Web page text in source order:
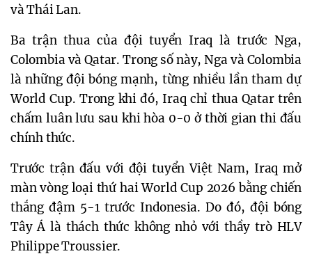
và Thái Lan.
Ba trận thua của đội tuyển Iraq là trước Nga,
Colombia và Qatar. Trong số này, Nga và Colombia
là những đội bóng mạnh, từng nhiều lần tham dự
World Cup. Trong khi đó, Iraq chỉ thua Qatar trên
chấm luân lưu sau khi hòa 0-0 ở thời gian thi đấu
chính thức.
Trước trận đấu với đội tuyển Việt Nam, Iraq mở
màn vòng loại thứ hai World Cup 2026 bằng chiến
thắng đậm 5-1 trước Indonesia. Do đó, đội bóng
Tây Á là thách thức không nhỏ với thầy trò HLV
Philippe Troussier.